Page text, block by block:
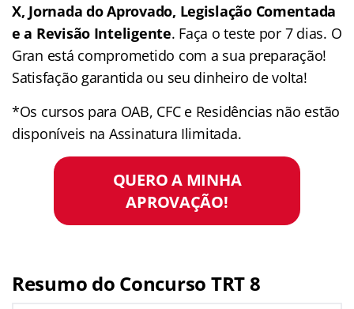
X, Jornada do Aprovado, Legislação Comentada
e a Revisão Inteligente. Faça o teste por 7 dias. O
Gran está comprometido com a sua preparação!
Satisfação garantida ou seu dinheiro de volta!
*Os cursos para OAB, CFC e Residências não estão
disponíveis na Assinatura Ilimitada.
QUERO A MINHA
APROVAÇÃO!
Resumo do Concurso TRT 8